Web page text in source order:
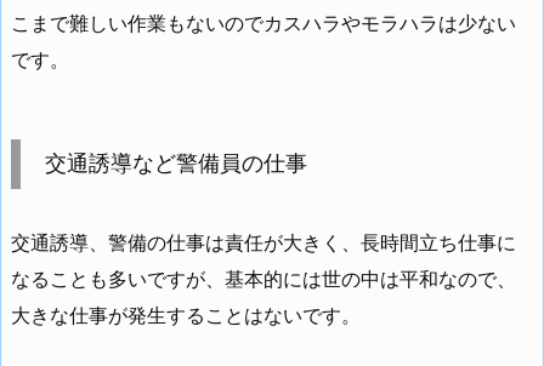
こまで難しい作業もないのでカスハラやモラハラは少ない
です。
交通誘導など警備員の仕事
交通誘導、警備の仕事は責任が大きく、長時間立ち仕事に
なることも多いですが、基本的には世の中は平和なので、
大きな仕事が発生することはないです。